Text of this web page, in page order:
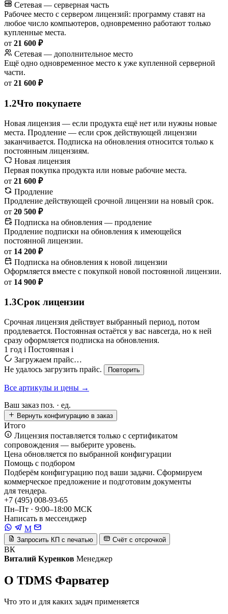
Сетевая — серверная часть
Рабочее место с сервером лицензий: программу ставят на
любое число компьютеров, одновременно работают только
купленные места.
от 21 600 ₽
Сетевая — дополнительное место
Ещё одно одновременное место к уже купленной серверной
части.
от 21 600 ₽
1.2Что покупаете
Новая лицензия — если продукта ещё нет или нужны новые
места. Продление — если срок действующей лицензии
заканчивается. Подписка на обновления относится только к
постоянным лицензиям.
Новая лицензия
Первая покупка продукта или новые рабочие места.
от 21 600 ₽
Продление
Продление действующей срочной лицензии на новый срок.
от 20 500 ₽
Подписка на обновления — продление
Продление подписки на обновления к имеющейся
постоянной лицензии.
от 14 200 ₽
Подписка на обновления к новой лицензии
Оформляется вместе с покупкой новой постоянной лицензии.
от 14 900 ₽
1.3Срок лицензии
Срочная лицензия действует выбранный период, потом
продлевается. Постоянная остаётся у вас навсегда, но к ней
сразу оформляется подписка на обновления.
1 год i Постоянная i
Загружаем прайс…
Не удалось загрузить прайс.
Повторить
Все артикулы и цены →
Ваш заказ поз. · ед.
Вернуть конфигурацию в заказ
Итого
Лицензия поставляется только с сертификатом
сопровождения — выберите уровень.
Цена обновляется по выбранной конфигурации
Помощь с подбором
Подберём конфигурацию под ваши задачи. Сформируем
коммерческое предложение и подготовим документы
для тендера.
+7 (495) 008-93-65
Пн–Пт · 9:00–18:00 МСК
Написать в мессенджер
M
Запросить КП с печатью Счёт с отсрочкой
ВК
Виталий Куренков Менеджер
О TDMS Фарватер
Что это и для каких задач применяется